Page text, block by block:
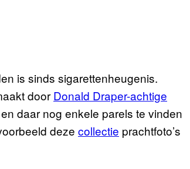
is sinds sigarettenheugenis.
door Donald Draper-achtige
daar nog enkele parels te vinden
deze collectie prachtfoto’s